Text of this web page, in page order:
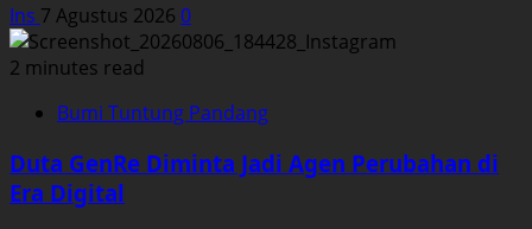
Ins 7 Agustus 2026 0
2 minutes read
Bumi Tuntung Pandang
Duta GenRe Diminta Jadi Agen Perubahan di
Era Digital